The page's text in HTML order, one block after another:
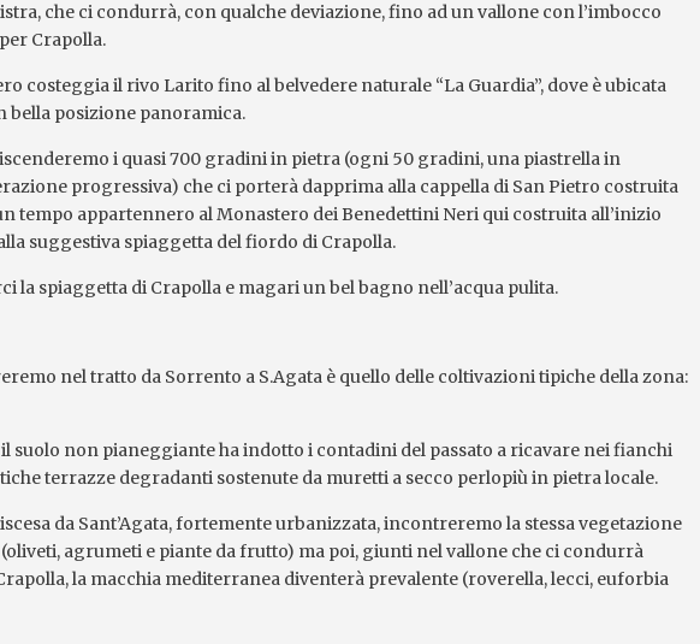
che ci condurrà, con qualche deviazione, fino ad un vallone con l’imbocco
Crapolla.
costeggia il rivo Larito fino al belvedere naturale “La Guardia”, dove è ubicata
bella posizione panoramica.
i quasi 700 gradini in pietra (ogni 50 gradini, una piastrella in
progressiva) che ci porterà dapprima alla cappella di San Pietro costruita
tempo appartennero al Monastero dei Benedettini Neri qui costruita all’inizio
suggestiva spiaggetta del fiordo di Crapolla.
la spiaggetta di Crapolla e magari un bel bagno nell’acqua pulita.
nel tratto da Sorrento a S.Agata è quello delle coltivazioni tipiche della zona:
suolo non pianeggiante ha indotto i contadini del passato a ricavare nei fianchi
terrazze degradanti sostenute da muretti a secco perlopiù in pietra locale.
da Sant’Agata, fortemente urbanizzata, incontreremo la stessa vegetazione
agrumeti e piante da frutto) ma poi, giunti nel vallone che ci condurrà
la macchia mediterranea diventerà prevalente (roverella, lecci, euforbia